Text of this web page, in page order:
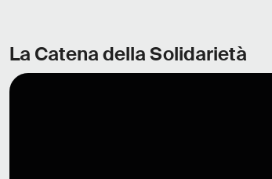
La Catena della Solidarietà